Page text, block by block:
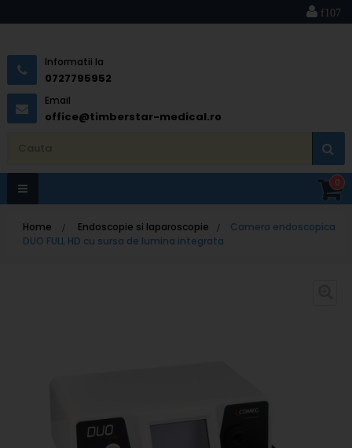
Informatii la
0727795952
Email
office@timberstar-medical.ro
navigation
0
Home > Endoscopie si laparoscopie >
Camera endoscopica
DUO FULL HD cu sursa de lumina integrata